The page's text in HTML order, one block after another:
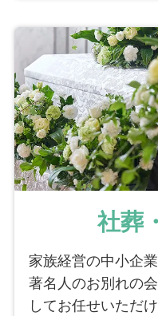
社葬
家族経営の中小企
著名人のお別れの
してお任せいただけ